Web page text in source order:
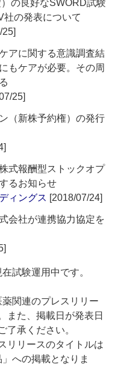
の良好なSWORD試験
の発表について
25]
アに関する意識調査結
もケアが必要。その周
25]
（新株予約権）の発行
式報酬型ストックオプ
るお知らせ
ィングス [2018/07/24]
会社が連携協力協定を
試験運用中です。
関連のプレスリリー
また、掲載日が発表日
了承ください。
リリースのタイトルは
への掲載となりま